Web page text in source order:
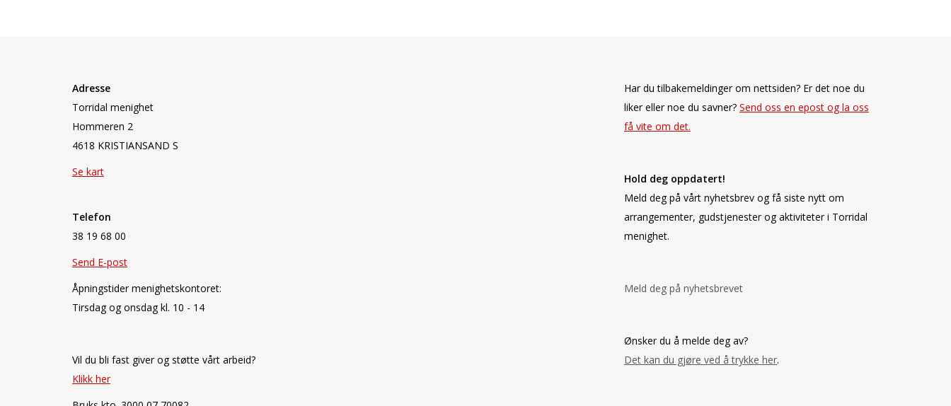
Adresse
Torridal menighet
Hommeren 2
4618 KRISTIANSAND S
Se kart
Telefon
38 19 68 00
Send E-post
Åpningstider menighetskontoret:
Tirsdag og onsdag kl. 10 - 14
Vil du bli fast giver og støtte vårt arbeid?
Klikk her
Har du tilbakemeldinger om nettsiden? Er det noe du
liker eller noe du savner? Send oss en epost og la oss
få vite om det.
Hold deg oppdatert!
Meld deg på vårt nyhetsbrev og få siste nytt om
arrangementer, gudstjenester og aktiviteter i Torridal
menighet.
Meld deg på nyhetsbrevet
Ønsker du å melde deg av?
Det kan du gjøre ved å trykke her.